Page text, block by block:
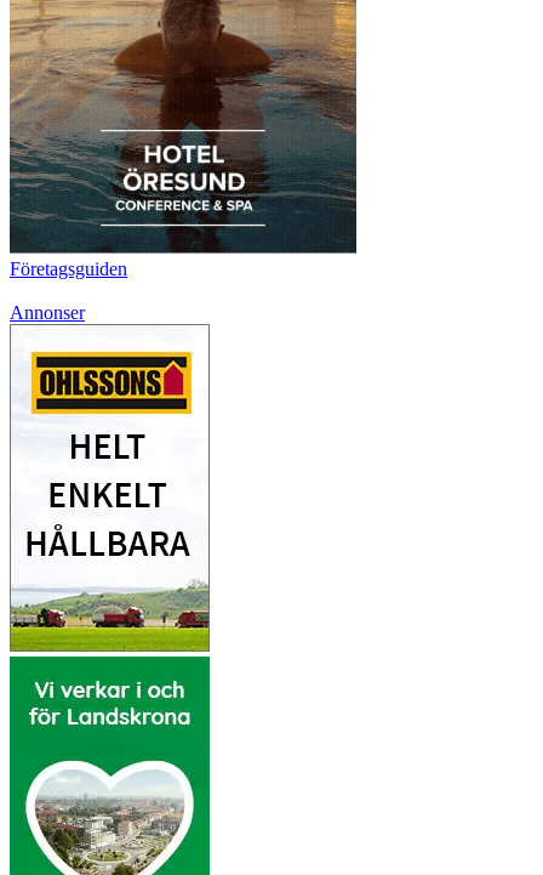
Företagsguiden
Annonser